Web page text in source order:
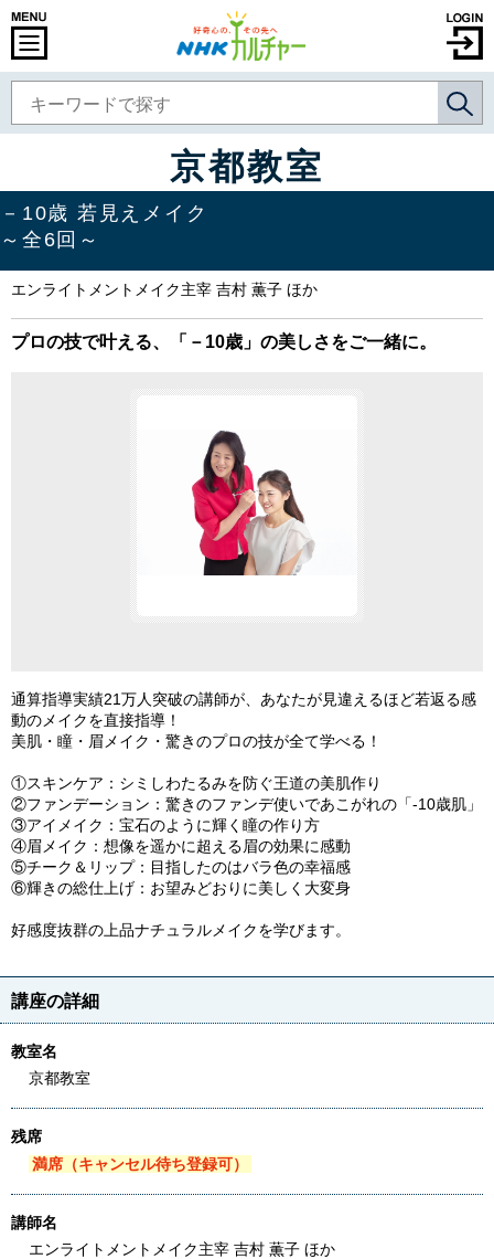
京都教室
－10歳 若見えメイク
～全6回～
エンライトメントメイク主宰 吉村 薫子 ほか
プロの技で叶える、「－10歳」の美しさをご一緒に。
通算指導実績21万人突破の講師が、あなたが見違えるほど若返る感
動のメイクを直接指導！
美肌・瞳・眉メイク・驚きのプロの技が全て学べる！
①スキンケア：シミしわたるみを防ぐ王道の美肌作り
②ファンデーション：驚きのファンデ使いであこがれの「-10歳肌」
③アイメイク：宝石のように輝く瞳の作り方
④眉メイク：想像を遥かに超える眉の効果に感動
⑤チーク＆リップ：目指したのはバラ色の幸福感
⑥輝きの総仕上げ：お望みどおりに美しく大変身
好感度抜群の上品ナチュラルメイクを学びます。
講座の詳細
教室名
京都教室
残席
満席（キャンセル待ち登録可）
講師名
エンライトメントメイク主宰 吉村 薫子 ほか